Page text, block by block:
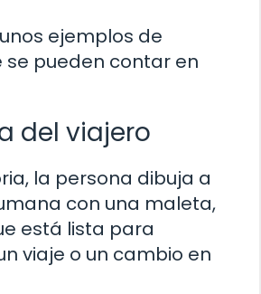
ejemplos de
se pueden contar en
del viajero
la persona dibuja a
con una maleta,
está lista para
viaje o un cambio en